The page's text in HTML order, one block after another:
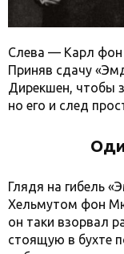
Слева — Карл
Приняв сдачу
Дирекшен, чтобы
но его и след
Глядя на гибель
Хельмутом фон
он таки взорвал
стоящую в бухте